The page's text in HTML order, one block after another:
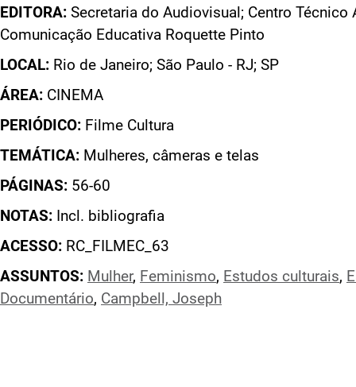
EDITORA: Secretaria do Audiovisual; Centro
Comunicação Educativa Roquette Pinto
LOCAL: Rio de Janeiro; São Paulo - RJ; SP
ÁREA: CINEMA
PERIÓDICO: Filme Cultura
TEMÁTICA: Mulheres, câmeras e telas
PÁGINAS: 56-60
NOTAS: Incl. bibliografia
ACESSO: RC_FILMEC_63
ASSUNTOS: Mulher, Feminismo, Estudos culturais,
Documentário, Campbell, Joseph